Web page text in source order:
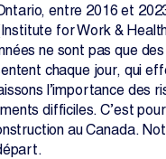
entre 2016 et
for Work &
ne sont pas que
chaque jour, qui
l’importance des
difficiles. C’est
au Canada.